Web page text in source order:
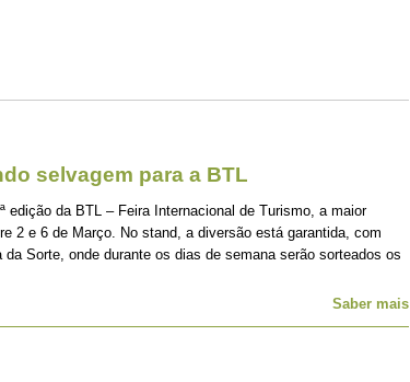
selvagem para a BTL
edição da BTL – Feira Internacional de Turismo, a maior
2 e 6 de Março. No stand, a diversão está garantida, com
Sorte, onde durante os dias de semana serão sorteados os
Saber mais